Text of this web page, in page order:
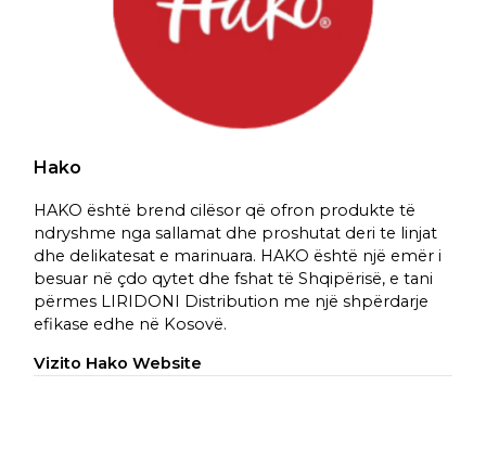
Hako
HAKO është brend cilësor që ofron produkte të
ndryshme nga sallamat dhe proshutat deri te linjat
dhe delikatesat e marinuara. HAKO është një emër i
besuar në çdo qytet dhe fshat të Shqipërisë, e tani
përmes LIRIDONI Distribution me një shpërdarje
efikase edhe në Kosovë.
Vizito Hako Website